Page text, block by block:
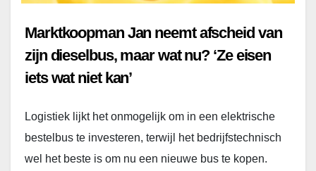
Marktkoopman Jan neemt afscheid van
zijn dieselbus, maar wat nu? ‘Ze eisen
iets wat niet kan’
Logistiek lijkt het onmogelijk om in een elektrische
bestelbus te investeren, terwijl het bedrijfstechnisch
wel het beste is om nu een nieuwe bus te kopen.